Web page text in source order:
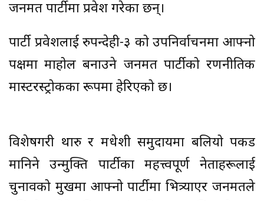
जनमत पार्टीमा प्रवेश गरेका छन्।
पार्टी प्रवेशलाई रुपन्देही-३ को उपनिर्वाचनमा आफ्नो
पक्षमा माहोल बनाउने जनमत पार्टीको रणनीतिक
मास्टरस्ट्रोकका रूपमा हेरिएको छ।
विशेषगरी थारु र मधेशी समुदायमा बलियो पकड
मानिने उन्मुक्ति पार्टीका महत्त्वपूर्ण नेताहरूलाई
चुनावको मुखमा आफ्नो पार्टीमा भित्र्याएर जनमतले